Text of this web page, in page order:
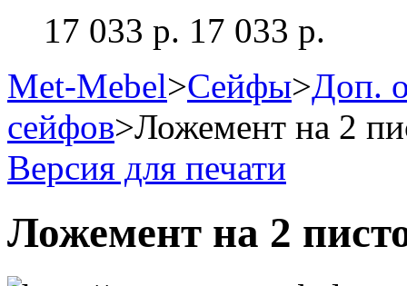
17 033 р. 17 033 р.
Met-Mebel>Сейфы>Доп.
сейфов>Ложемент на 2
Версия для печати
Ложемент на 2